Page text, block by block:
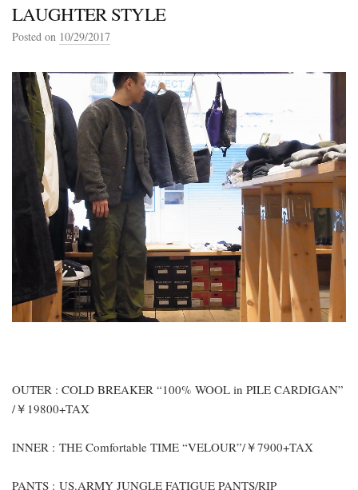
LAUGHTER STYLE
Posted on 10/29/2017
OUTER : COLD BREAKER “100% WOOL in PILE CARDIGAN”
/￥19800+TAX
INNER : THE Comfortable TIME “VELOUR”/￥7900+TAX
PANTS : US.ARMY JUNGLE FATIGUE PANTS/RIP